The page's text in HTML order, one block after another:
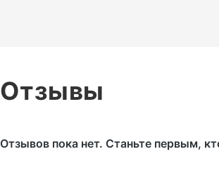
Отзывы
Отзывов пока нет. Станьте первым,